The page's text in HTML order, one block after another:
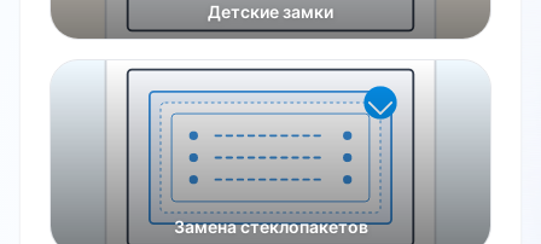
Детские замки
Замена стеклопакетов